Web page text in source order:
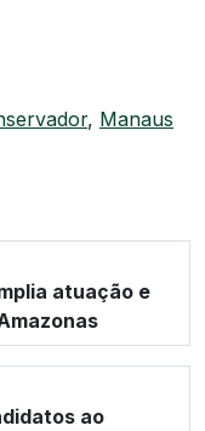
, Manaus
atuação e
ao